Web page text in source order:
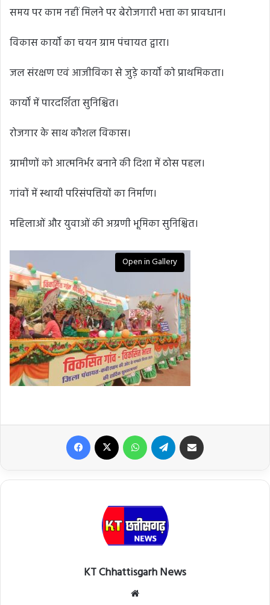
समय पर काम नहीं मिलने पर बेरोजगारी भत्ता का प्रावधान।
विकास कार्यों का चयन ग्राम पंचायत द्वारा।
जल संरक्षण एवं आजीविका से जुड़े कार्यों को प्राथमिकता।
कार्यों में पारदर्शिता सुनिश्चित।
रोजगार के साथ कौशल विकास।
ग्रामीणों को आत्मनिर्भर बनाने की दिशा में ठोस पहल।
गांवों में स्थायी परिसंपत्तियों का निर्माण।
महिलाओं और युवाओं की अग्रणी भूमिका सुनिश्चित।
Open in Gallery
Facebook WhatsApp Telegram
KT Chhattisgarh News